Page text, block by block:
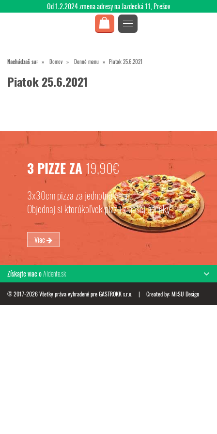
Nachádzaš sa: Domov Denné menu Piatok 25.6.2021
Piatok 25.6.2021
3 PIZZE ZA 19,90€
3x30cm pizza za jednotnú cenu.
Objednaj si ktorúkoľvek pizzu z našej ponuky
Viac
Získajte viac oAldente.sk
© 2017-2026 Všetky práva vyhradené pre GASTROKK s.r.o. | Created by:MI:SU Design
Od 1.2.2024 zmena adresy na Jazdecká 11, Prešov